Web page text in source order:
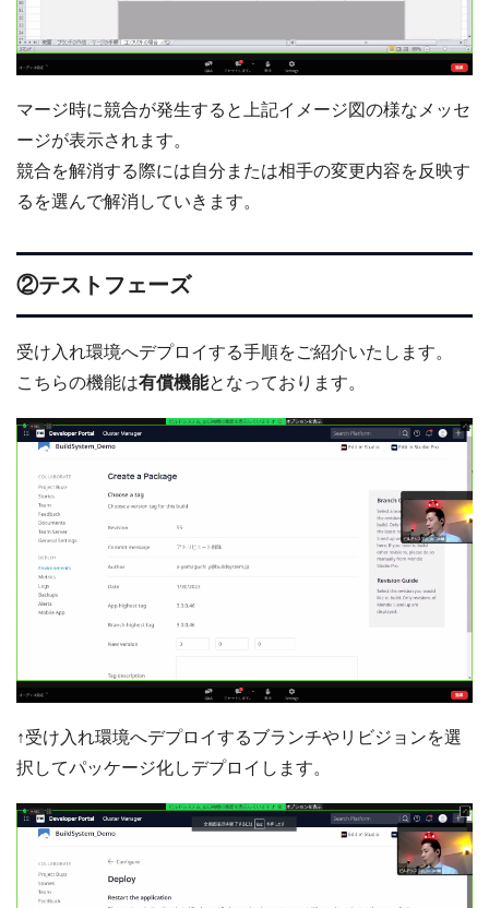
マージ時に競合が発生すると上記イメージ図の様なメッセ
ージが表示されます。
競合を解消する際には自分または相手の変更内容を反映す
るを選んで解消していきます。
②テストフェーズ
受け入れ環境へデプロイする手順をご紹介いたします。
こちらの機能は有償機能となっております。
↑受け入れ環境へデプロイするブランチやリビジョンを選
択してパッケージ化しデプロイします。